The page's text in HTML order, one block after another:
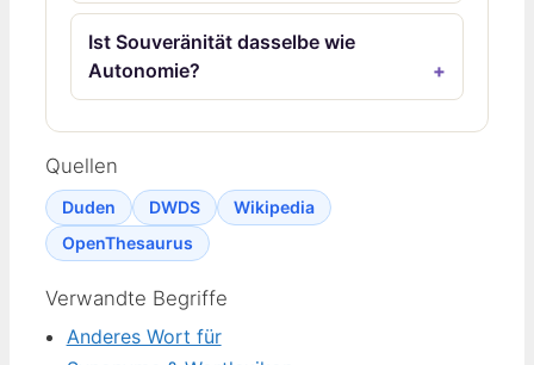
Ist Souveränität dasselbe wie
Autonomie?
Quellen
Duden DWDS
Wikipedia
OpenThesaurus
Verwandte Begriffe
Anderes Wort für